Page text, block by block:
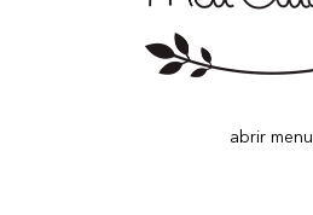
abrir menu